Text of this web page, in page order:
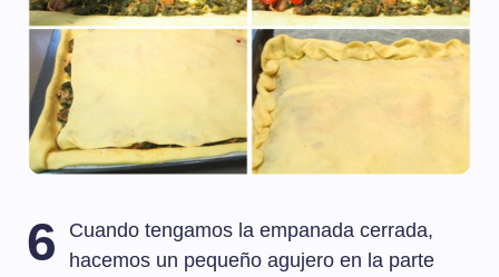
6
Cuando tengamos la empanada cerrada,
hacemos un pequeño agujero en la parte